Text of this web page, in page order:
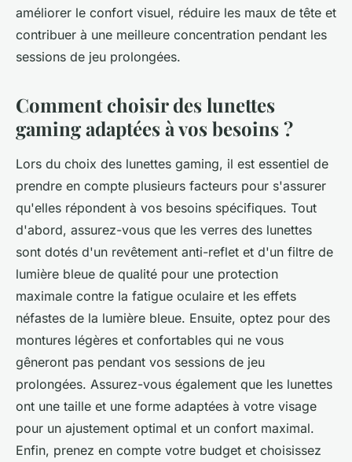
améliorer le confort visuel, réduire les maux de tête et
contribuer à une meilleure concentration pendant les
sessions de jeu prolongées.
Comment choisir des lunettes
gaming adaptées à vos besoins ?
Lors du choix des lunettes gaming, il est essentiel de
prendre en compte plusieurs facteurs pour s'assurer
qu'elles répondent à vos besoins spécifiques. Tout
d'abord, assurez-vous que les verres des lunettes
sont dotés d'un revêtement anti-reflet et d'un filtre de
lumière bleue de qualité pour une protection
maximale contre la fatigue oculaire et les effets
néfastes de la lumière bleue. Ensuite, optez pour des
montures légères et confortables qui ne vous
gêneront pas pendant vos sessions de jeu
prolongées. Assurez-vous également que les lunettes
ont une taille et une forme adaptées à votre visage
pour un ajustement optimal et un confort maximal.
Enfin, prenez en compte votre budget et choisissez